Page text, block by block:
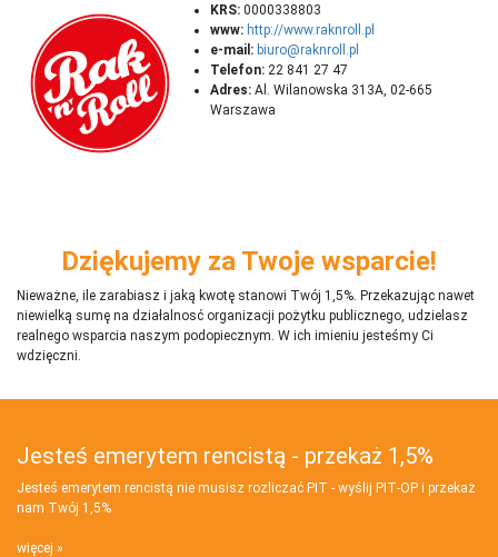
KRS: 0000338803
www: http://www.raknroll.pl
e-mail: biuro@raknroll.pl
Telefon: 22 841 27 47
Adres: Al. Wilanowska 313A, 02-665
Warszawa
Dziękujemy za Twoje wsparcie!
Nieważne, ile zarabiasz i jaką kwotę stanowi Twój 1,5%. Przekazując nawet
niewielką sumę na działalnosć organizacji pożytku publicznego, udzielasz
realnego wsparcia naszym podopiecznym. W ich imieniu jesteśmy Ci
wdzięczni.
Jesteś emerytem rencistą - przekaż 1,5%
Jesteś emerytem rencistą nie musisz rozliczać PIT - wyślij PIT‑OP i przekaż
nam Twój 1,5%
więcej